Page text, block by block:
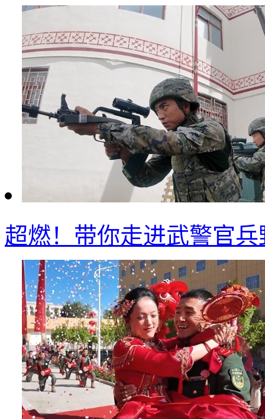
超燃！带你走进武警官